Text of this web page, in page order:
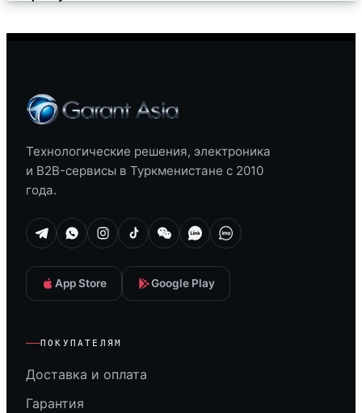
Технологические решения, электроника
и B2B-сервисы в Туркменистане с 2010
года.
App Store Google Play
ПОКУПАТЕЛЯМ
Доставка и оплата
Гарантия